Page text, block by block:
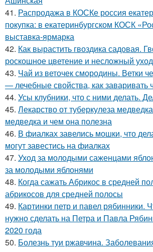
41. Распродажа в КОСКе россия
покупка: в екатеринбургском КОСК
выставка-ярмарка
42. Как вырастить гвоздика садовая.
роскошное цветение и несложный уход
43. Чай из веточек смородины. Ветки
— лечебные свойства, как заваривать
44. Усы клубники, что с ними делать.
45. Лекарство от туберкулеза
медведка и чем она полезна
46. В фиалках завелись мошки, что
могут завестись на фиалках
47. Уход за молодыми саженцами
за молодыми яблонями
48. Когда сажать Абрикос в средней
абрикосов для средней полосы
49. Картинки петр и павел рябинники.
нужно сделать на Петра и Павла
2020 года
50. Болезнь туи ржавчина.